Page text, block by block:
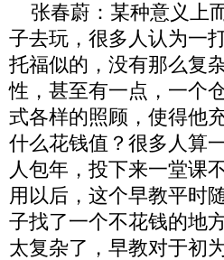
张春蔚：某种意义上
子去玩，很多人认为一
托福似的，没有那么复
性，甚至有一点，一个
式各样的照顾，使得他
什么花钱值？很多人算
人包年，投下来一堂课
用以后，这个早教平时
子找了一个不花钱的地
太复杂了，早教对于初